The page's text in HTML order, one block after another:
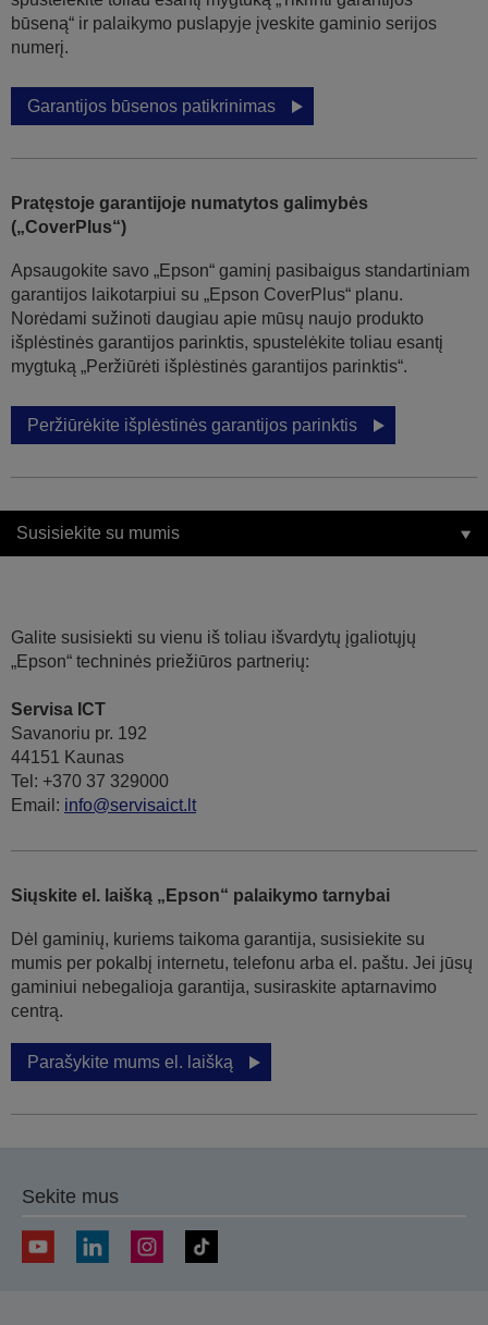
būseną“ ir palaikymo puslapyje įveskite gaminio serijos
numerį.
Garantijos būsenos patikrinimas
Pratęstoje garantijoje numatytos galimybės
(„CoverPlus“)
Apsaugokite savo „Epson“ gaminį pasibaigus standartiniam
garantijos laikotarpiui su „Epson CoverPlus“ planu.
Norėdami sužinoti daugiau apie mūsų naujo produkto
išplėstinės garantijos parinktis, spustelėkite toliau esantį
mygtuką „Peržiūrėti išplėstinės garantijos parinktis“.
Peržiūrėkite išplėstinės garantijos parinktis
Susisiekite su mumis
Galite susisiekti su vienu iš toliau išvardytų įgaliotųjų
„Epson“ techninės priežiūros partnerių:
Servisa ICT
Savanoriu pr. 192
44151 Kaunas
Tel: +370 37 329000
Email: info@servisaict.lt
Siųskite el. laišką „Epson“ palaikymo tarnybai
Dėl gaminių, kuriems taikoma garantija, susisiekite su
mumis per pokalbį internetu, telefonu arba el. paštu. Jei jūsų
gaminiui nebegalioja garantija, susiraskite aptarnavimo
centrą.
Parašykite mums el. laišką
Sekite mus